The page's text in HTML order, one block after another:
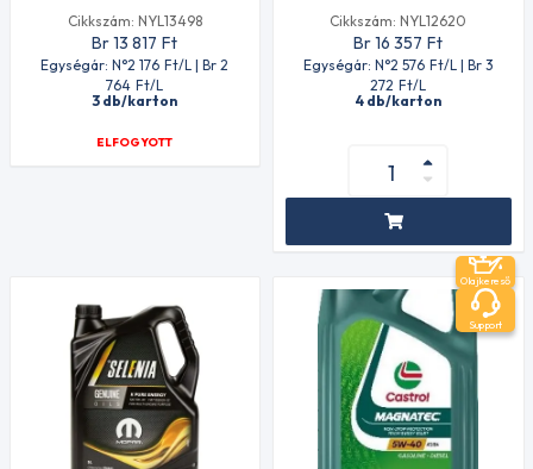
Cikkszám: NYL13498
Br 13 817 Ft
Egységár: N°2 176 Ft/L | Br 2
764 Ft/L
3 db/karton
ELFOGYOTT
Cikkszám: NYL12620
Br 16 357 Ft
Egységár: N°2 576 Ft/L | Br 3
272 Ft/L
4 db/karton
Olajkereső
Support